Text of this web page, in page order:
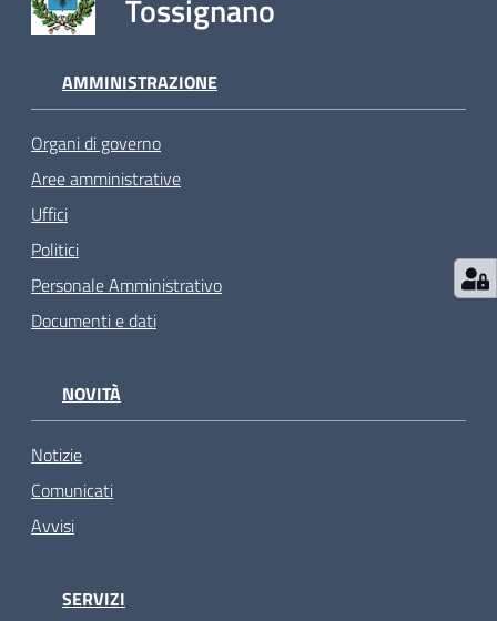
Tossignano
AMMINISTRAZIONE
Organi di governo
Aree amministrative
Uffici
Politici
Personale Amministrativo
Documenti e dati
NOVITÀ
Notizie
Comunicati
Avvisi
SERVIZI